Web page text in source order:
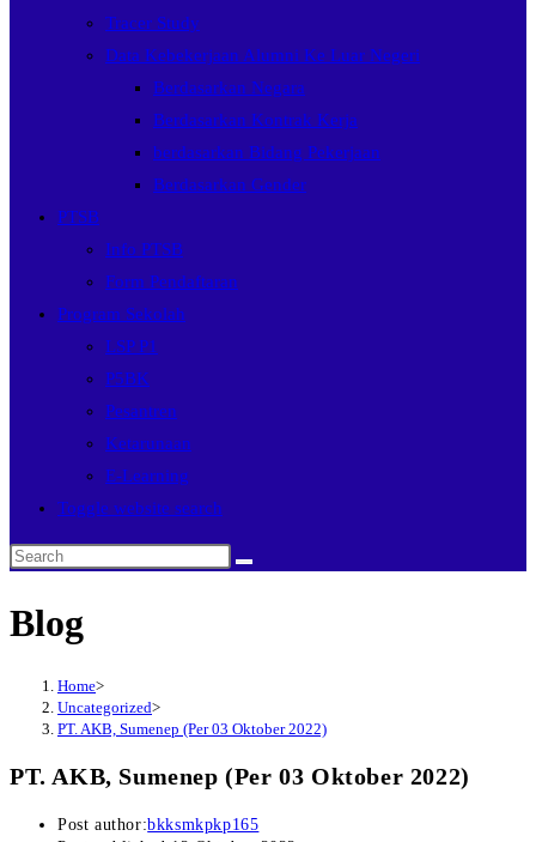
Tracer Study
Data Kebekerjaan Alumni Ke Luar Negeri
Berdasarkan Negara
Berdasarkan Kontrak Kerja
berdasarkan Bidang Pekerjaan
Berdasarkan Gender
PTSB
Info PTSB
Form Pendaftaran
Program Sekolah
LSP P1
P5BK
Pesantren
Ketarunaan
E-Learning
Toggle website search
Blog
Home>
Uncategorized>
PT. AKB, Sumenep (Per 03 Oktober 2022)
PT. AKB, Sumenep (Per 03 Oktober 2022)
Post author:bkksmkpkp165